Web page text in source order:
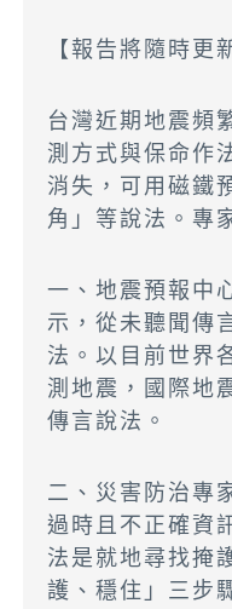
【報告將隨時
台灣近期地震頻
測方式與保命作
消失，可用磁鐵
角」等說法。專
一、地震預報中
示，從未聽聞傳
法。以目前世界
測地震，國際地
傳言說法。
二、災害防治專
過時且不正確資
法是就地尋找掩
護、穩住」三步